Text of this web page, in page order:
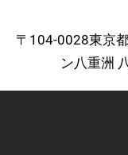
〒104-0028東京
ン八重洲